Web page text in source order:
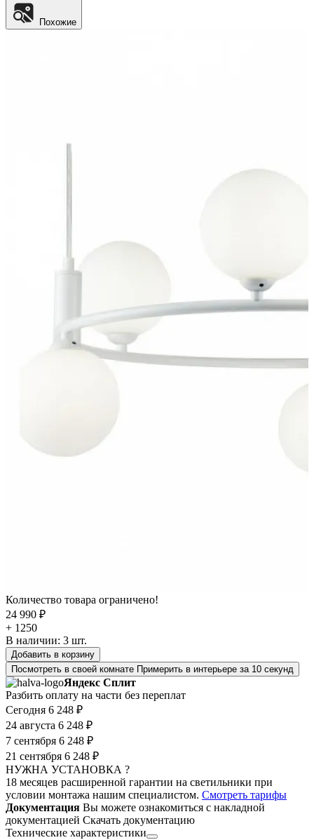
Похожие
Количество товара ограничено!
24 990 ₽
+ 1250
В наличии: 3 шт.
Добавить в корзину
Посмотреть в своей комнате Примерить в интерьере за 10 секунд
Яндекс Сплит
Разбить оплату на части без переплат
Сегодня 6 248 ₽
24 августа 6 248 ₽
7 сентября 6 248 ₽
21 сентября 6 248 ₽
НУЖНА УСТАНОВКА ?
18 месяцев расширенной гарантии на светильники при
условии монтажа нашим специалистом. Смотреть тарифы
Документация Вы можете ознакомиться с накладной
документацией Скачать документацию
Технические характеристики